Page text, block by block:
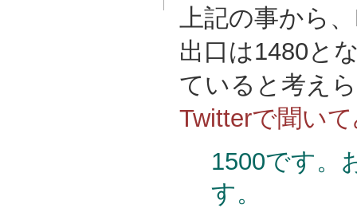
上記の事から
出口は1480と
ていると考え
Twitterで聞い
1500です。
す。